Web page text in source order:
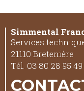
Simmental
Services
21110 Bretenière
Tél. 03 80 28 95 49